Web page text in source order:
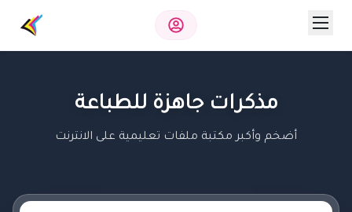
مذكرات جاهزة للطباعة
أضخم وأكبر مكتبة ملفات تعليمية على الانترنت